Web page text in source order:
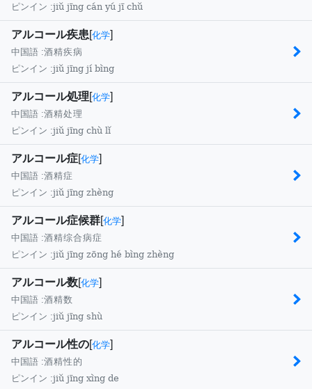
ピンイン :jiǔ jīng cán yú jī chǔ
アルコール疾患[化学]
中国語 :酒精疾病
ピンイン :jiǔ jīng jí bìng
アルコール処理[化学]
中国語 :酒精处理
ピンイン :jiǔ jīng chù lǐ
アルコール症[化学]
中国語 :酒精症
ピンイン :jiǔ jīng zhèng
アルコール症候群[化学]
中国語 :酒精综合病症
ピンイン :jiǔ jīng zōng hé bìng zhèng
アルコール数[化学]
中国語 :酒精数
ピンイン :jiǔ jīng shù
アルコール性の[化学]
中国語 :酒精性的
ピンイン :jiǔ jīng xìng de